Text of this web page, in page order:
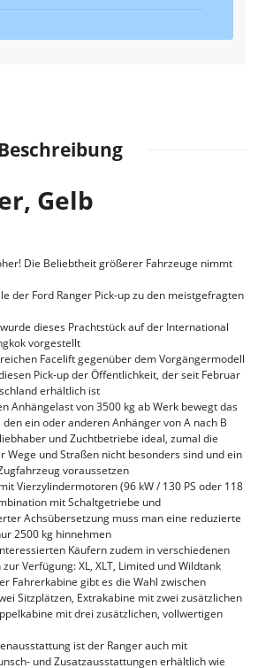
Gelb
Die Beliebtheit größerer Fahrzeuge nimmt
der Ford Ranger Pick-up zu den meistgefragten
dieses Prachtstück auf der International
vorgestellt
Facelift gegenüber dem Vorgängermodell
Pick-up der Öffentlichkeit, der seit Februar
erhältlich ist
Anhängelast von 3500 kg ab Werk bewegt das
ein oder anderen Anhänger von A nach B
und Zuchtbetriebe ideal, zumal die
Wege und Straßen nicht besonders sind und ein
voraussetzen
Vierzylindermotoren (96 kW / 130 PS oder 118
mit Schaltgetriebe und
Achsübersetzung muss man eine reduzierte
2500 kg hinnehmen
Käufern zudem in verschiedenen
Verfügung: XL, XLT, Limited und Wildtank
Fahrerkabine gibt es die Wahl zwischen
Sitzplätzen, Extrakabine mit zwei zusätzlichen
mit drei zusätzlichen, vollwertigen
ist der Ranger auch mit
und Zusatzausstattungen erhältlich wie